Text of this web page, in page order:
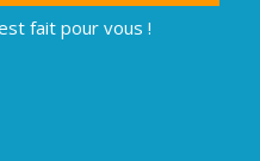
fait pour vous !